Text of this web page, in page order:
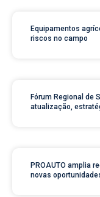
Equipamentos
riscos no campo
Fórum Regional de
atualização,
PROAUTO amplia
novas